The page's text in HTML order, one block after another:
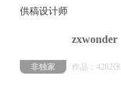
供稿设计师
非独家
zxwonder
作品：4282张